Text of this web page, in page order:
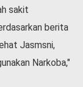
sakit
berita
Jasmsni,
Narkoba,"